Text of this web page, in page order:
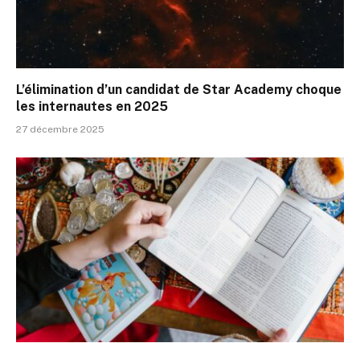
L’élimination d’un candidat de Star Academy choque
les internautes en 2025
27 décembre 2025